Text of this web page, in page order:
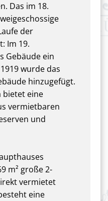
Das im 18.
der
Im 19.
Gebäude ein
wurde das
hinzugefügt.
bietet eine
vermietbaren
und
m² große 2-
vermietet
eine